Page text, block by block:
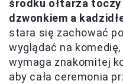
środku ołtarza
dzwonkiem a
stara się zachować
wyglądać na
wymaga znakomitej
aby cała ceremonia